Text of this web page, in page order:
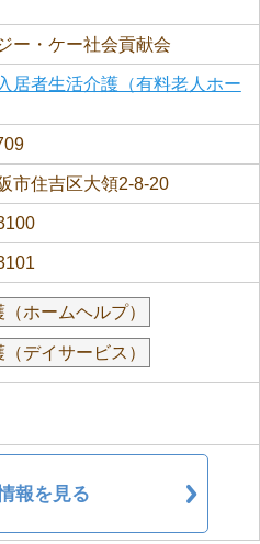
ー・ケー社会貢献会
居者生活介護（有料老人ホー
市住吉区大領2-8-20
ホームヘルプ）
デイサービス）
報を見る